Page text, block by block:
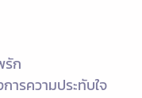
รัก
ารความประทับใจ